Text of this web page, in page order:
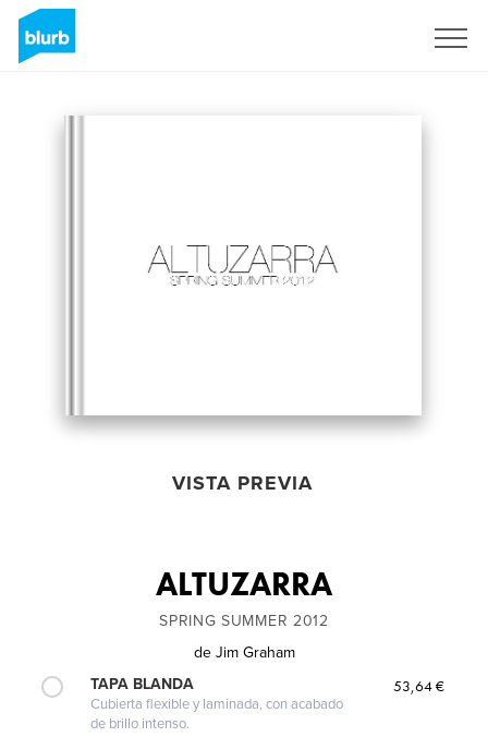
VISTA PREVIA
ALTUZARRA
SPRING SUMMER 2012
de Jim Graham
TAPA BLANDA
Cubierta flexible y laminada, con acabado
de brillo intenso.
53,64 €